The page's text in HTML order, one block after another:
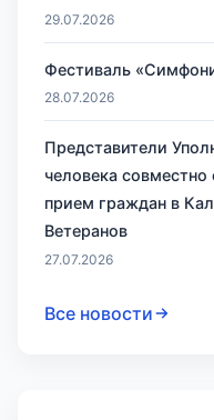
29.07.2026
Фестиваль
28.07.2026
Представители
человека
прием граждан в
Ветеранов
27.07.2026
Все новости